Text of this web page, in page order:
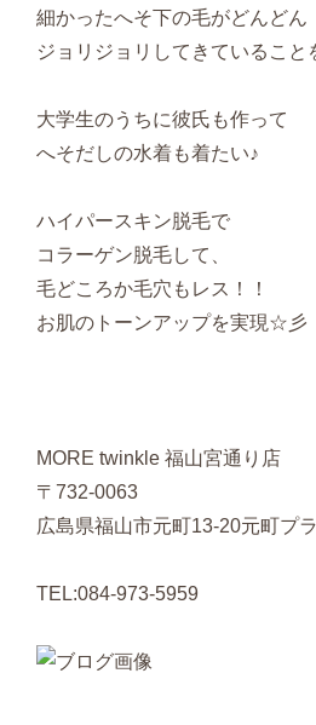
細かったへそ下の毛がどんどん
ジョリジョリしてきていること
大学生のうちに彼氏も作って
へそだしの水着も着たい♪
ハイパースキン脱毛で
コラーゲン脱毛して、
毛どころか毛穴もレス！！
お肌のトーンアップを実現☆彡
MORE twinkle 福山宮通り店
〒732-0063
広島県福山市元町13-20元町プ
TEL:084-973-5959